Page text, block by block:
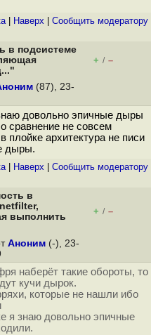
| Наверх Cообщить модератору
в подсистеме
+ / –
(87), 23-
довольно эпичные дыры
сравнение не совсем
плойке архитектура не писи
дыры.
| Наверх Cообщить модератору
в
выполнить
+ / –
Аноним (-), 23-
наберёт такие обороты, то
кучи дырок.
которые не нашли ибо
я знаю довольно эпичные